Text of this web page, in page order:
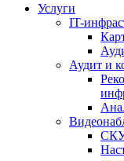
Услуги
IT-
Аудит и